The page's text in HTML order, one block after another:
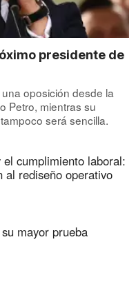
presidente de
oposición desde la
Petro, mientras su
será sencilla.
cumplimiento laboral:
al rediseño operativo
mayor prueba